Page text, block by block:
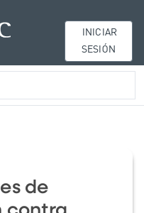
SESIÓN
de